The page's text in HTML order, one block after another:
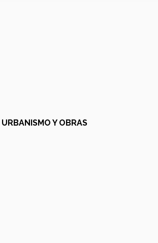
URBANISMO Y OBRAS